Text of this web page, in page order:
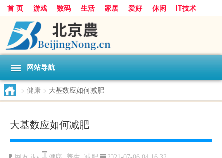
首 页 游戏 数码 生活 家居 爱好 休闲
IT技术
互联网
手机 购物
网站导航
> 健康 > 大基数应如何减肥
大基数应如何减肥